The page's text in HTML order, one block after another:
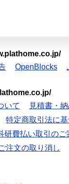
OpenBlocks
いて
見積書・
特定商取引法に
研費払い取引のご
注文の取り消し